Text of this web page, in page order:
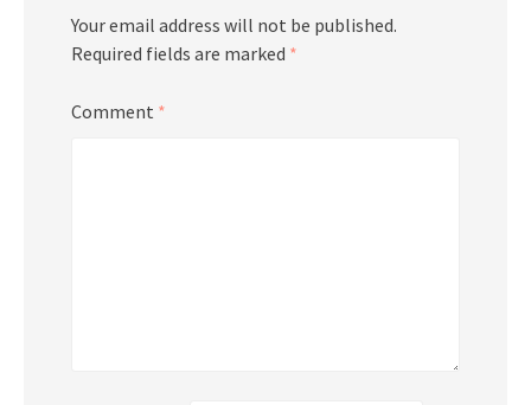
Your email address will not be published.
Required fields are marked *
Comment *